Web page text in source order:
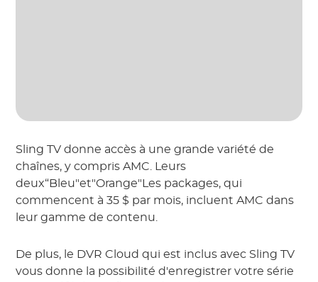
Sling TV donne accès à une grande variété de
chaînes, y compris AMC. Leurs
deux“Bleu"et"Orange"Les packages, qui
commencent à 35 $ par mois, incluent AMC dans
leur gamme de contenu.
De plus, le DVR Cloud qui est inclus avec Sling TV
vous donne la possibilité d'enregistrer votre série